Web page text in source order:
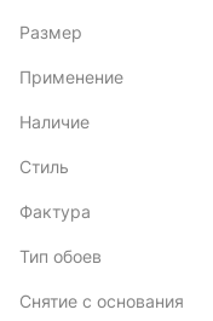
Размер
Применение
Наличие
Стиль
Фактура
Тип обоев
Снятие с основания